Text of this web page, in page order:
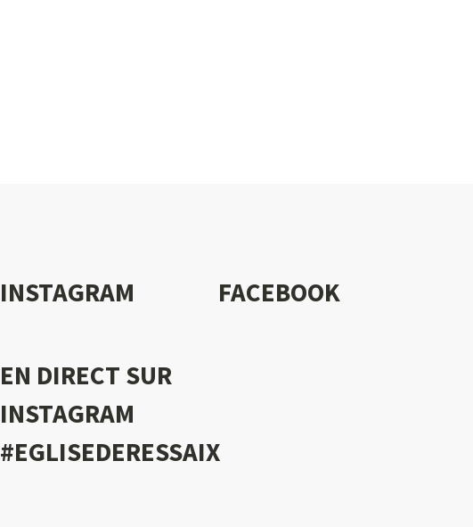
INSTAGRAM
EN DIRECT SUR
INSTAGRAM
#EGLISEDERESSAIX
FACEBOOK